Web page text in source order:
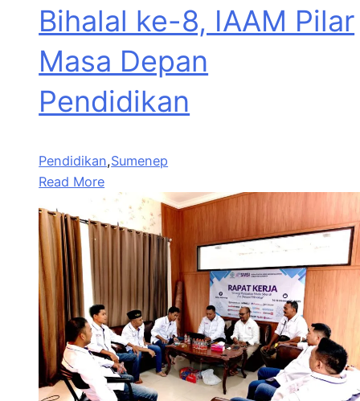
Bihalal ke-8, IAAM Pilar
Masa Depan
Pendidikan
Pendidikan,Sumenep
Read More